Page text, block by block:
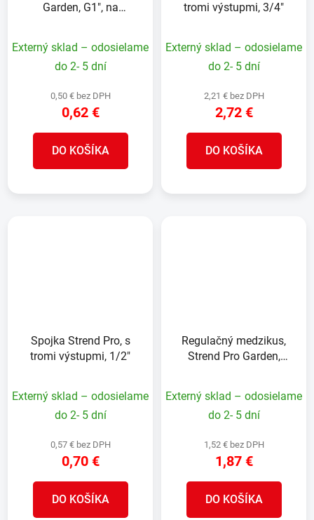
Garden, G1", na
FLOW
Externý sklad – odosielame
do 2- 5 dní
0,50 € bez DPH
0,62 €
DO KOŠÍKA
tromi výstupmi, 3/4"
Externý sklad – odosielame
do 2- 5 dní
2,21 € bez DPH
2,72 €
DO KOŠÍKA
Spojka Strend Pro, s
tromi výstupmi, 1/2"
Externý sklad – odosielame
do 2- 5 dní
0,57 € bez DPH
0,70 €
DO KOŠÍKA
Regulačný medzikus,
Strend Pro Garden,
Externý sklad – odosielame
do 2- 5 dní
1,52 € bez DPH
1,87 €
DO KOŠÍKA